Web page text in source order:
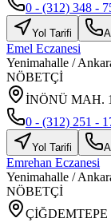
0 - (312) 348 -
Yol Tarifi
Emel Eczanesi
Yenimahalle /
NÖBETÇİ
İNÖNÜ MAH.
0 - (312) 251 -
Yol Tarifi
Emrehan Eczanesi
Yenimahalle /
NÖBETÇİ